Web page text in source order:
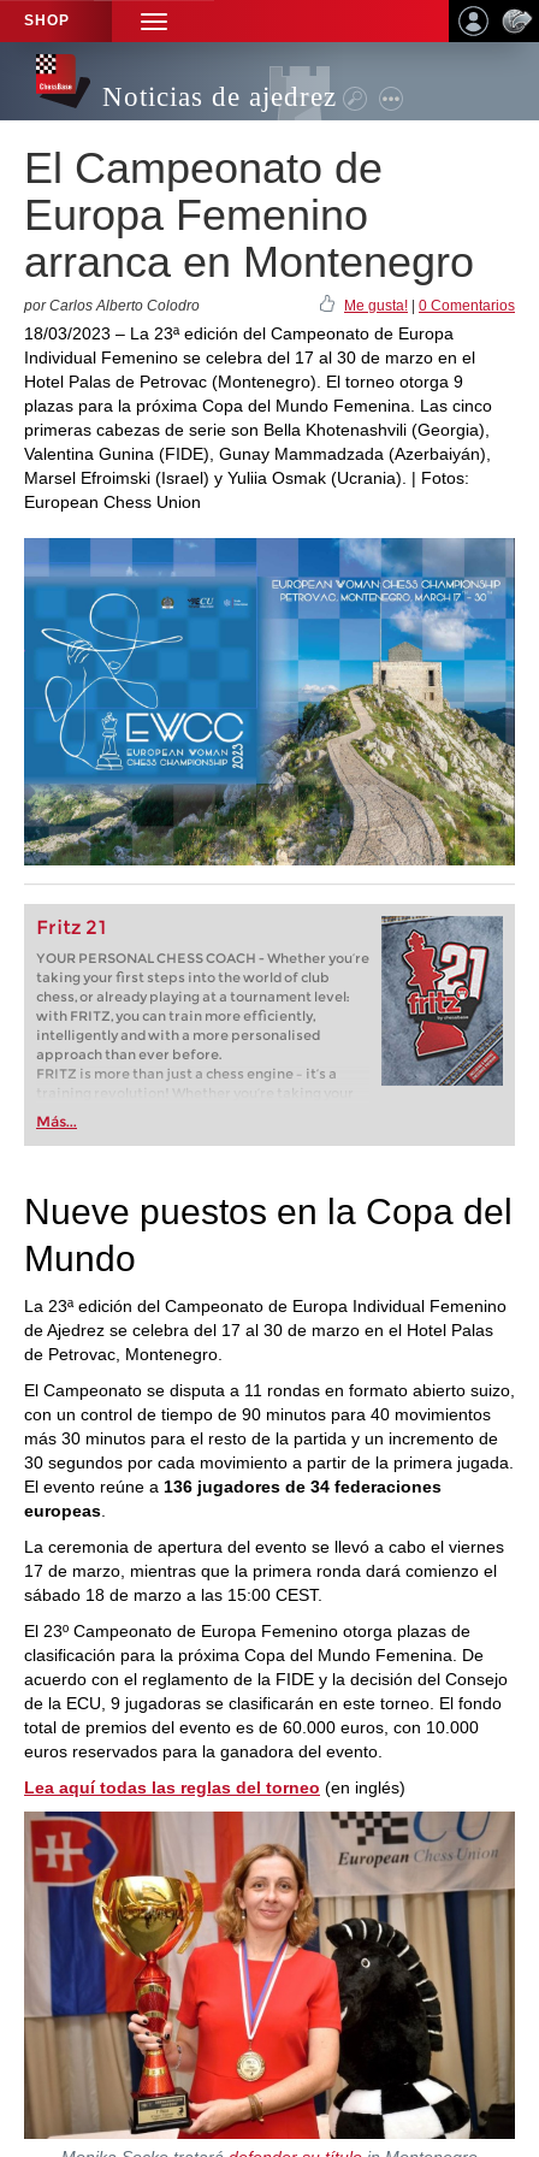
SHOP
TOGGLE
NAVIGATION
Noticias de ajedrez
El Campeonato de
Europa Femenino
arranca en Montenegro
por Carlos Alberto Colodro Me gusta! 0 Comentarios
18/03/2023 – La 23ª edición del Campeonato de Europa
Individual Femenino se celebra del 17 al 30 de marzo en el
Hotel Palas de Petrovac (Montenegro). El torneo otorga 9
plazas para la próxima Copa del Mundo Femenina. Las cinco
primeras cabezas de serie son Bella Khotenashvili (Georgia),
Valentina Gunina (FIDE), Gunay Mammadzada (Azerbaiyán),
Marsel Efroimski (Israel) y Yuliia Osmak (Ucrania). | Fotos:
European Chess Union
Fritz 21
YOUR PERSONAL CHESS COACH - Whether you’re
taking your first steps into the world of club
chess, or already playing at a tournament level:
with FRITZ, you can train more efficiently,
intelligently and with a more personalised
approach than ever before.
FRITZ is more than just a chess engine – it’s a
training revolution! Whether you’re taking your
first steps into the world of club chess, or already
playing at a tournament level: with FRITZ, you can
train more efficiently, intelligently and with a
Más...
Nueve puestos en la Copa del
Mundo
La 23ª edición del Campeonato de Europa Individual Femenino
de Ajedrez se celebra del 17 al 30 de marzo en el Hotel Palas
de Petrovac, Montenegro.
El Campeonato se disputa a 11 rondas en formato abierto suizo,
con un control de tiempo de 90 minutos para 40 movimientos
más 30 minutos para el resto de la partida y un incremento de
30 segundos por cada movimiento a partir de la primera jugada.
El evento reúne a 136 jugadores de 34 federaciones
europeas
La ceremonia de apertura del evento se llevó a cabo el viernes
17 de marzo, mientras que la primera ronda dará comienzo el
sábado 18 de marzo a las 15:00 CEST.
El 23º Campeonato de Europa Femenino otorga plazas de
clasificación para la próxima Copa del Mundo Femenina. De
acuerdo con el reglamento de la FIDE y la decisión del Consejo
de la ECU, 9 jugadoras se clasificarán en este torneo. El fondo
total de premios del evento es de 60.000 euros, con 10.000
euros reservados para la ganadora del evento.
Lea aquí todas las reglas del torneo (en inglés)